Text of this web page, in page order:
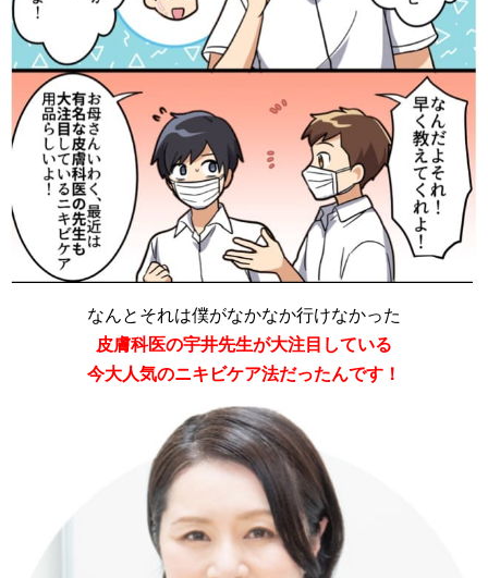
なんとそれは僕がなかなか行けなかった
皮膚科医の宇井先生が大注目している
今大人気のニキビケア法だったんです！